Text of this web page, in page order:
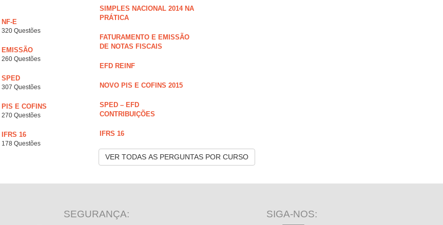
NF-E
320 Questões
EMISSÃO
260 Questões
SPED
307 Questões
PIS E COFINS
270 Questões
IFRS 16
178 Questões
SIMPLES NACIONAL 2014 NA
PRÁTICA
FATURAMENTO E EMISSÃO
DE NOTAS FISCAIS
EFD REINF
NOVO PIS E COFINS 2015
SPED – EFD
CONTRIBUIÇÕES
IFRS 16
VER TODAS AS PERGUNTAS POR CURSO
SEGURANÇA: SIGA-NOS: